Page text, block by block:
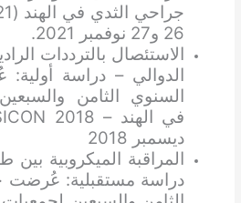
26 و27 نوفمبر 2021.
الاستئصال بالترددات
الدوالي – دراسة
السنوي الثامن
ديسمبر 2018
المراقبة الميكروبية
دراسة مستقبلية: عُرضت